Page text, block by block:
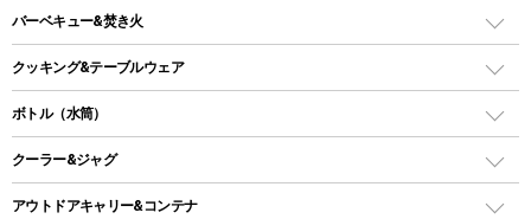
タープ
スクエアタープ（レクタタープ）
メッシュタープ
自立式タープ
ガスランタン
オイルランタン
LEDライト
ヘッドライト
キャンドル
ガスバーナー
ガス缶
ガストーチ、ライター
バーベキュー&焚き火
バーベキューコンロ、グリル
焚き火台タイプ（ロースタイル）グリル
卓上タイプグリル
パーティータイプグリル
クッキング&テーブルウェア
ダッチオーブン
ホットサンドメーカー
ボトル（水筒）
ステンレスボトル
クーラー&ジャグ
クーラーボックス
アウトドアキャリー&コンテナ